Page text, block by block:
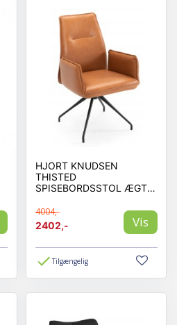
HJORT KNUDSEN
THISTED
SPISEBORDSSTOL ÆGTE
4004,-
2402,-
Vis
Tilgængelig